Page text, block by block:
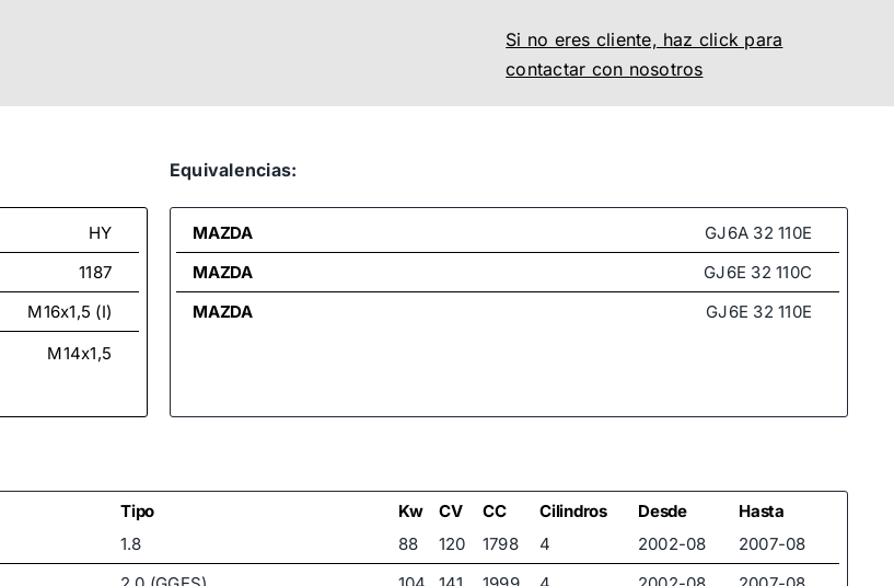
Si no eres cliente, haz click para
contactar con nosotros
HY
1187
M16x1,5 (I)
M14x1,5
Equivalencias:
MAZDA
GJ6A 32 110E
MAZDA
GJ6E 32 110C
MAZDA
GJ6E 32 110E
Tipo Kw CV CC Cilindros Desde
Hasta
1.8 88 120 1798 4 2002-08
2007-08